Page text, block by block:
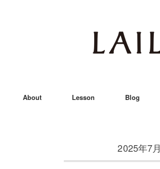
About Lesson Blog
2025年7月